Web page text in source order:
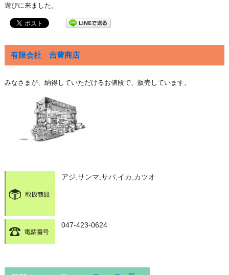
遊びに来ました。
有限会社 吉豊商店
みなさまが、納得していただけるお値段で、販売しています。
アジ,サンマ,サバ,イカ,カツオ
047-423-0624